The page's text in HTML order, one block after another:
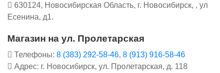
630124, Новосибирская Область, г. Новосибирск, , ул
Есенина, д1.
Магазин на ул. Пролетарская
Телефоны: 8 (383) 292-58-46, 8 (913) 916-58-46
Адрес: г. Новосибирск, ул. Пролетарская, д. 118